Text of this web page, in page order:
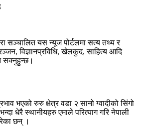
सञ्चालित यस न्यूज पोर्टलमा सत्य तथ्य र
विज्ञानप्रविधि, खेलकुद, साहित्य आदि
सक्नुहुन्छ।
भएको रुरु क्षेत्र वडा २ सानो ग्वादीको सिंगो
धेरै स्थानीयहरु एमाले परित्याग गरि नेपाली
छन् ।